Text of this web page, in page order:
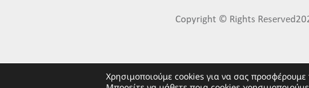
Copyright © Rights
Χρησιμοποιούμε cookies για να σας